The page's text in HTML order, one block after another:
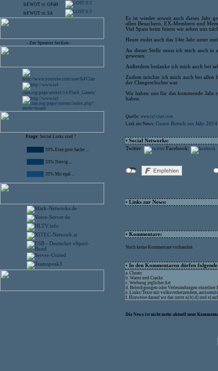
IsF.WOT vs. OFaH 0:2
IsF.WOT vs. SA 0:2
- Zur Sponsor Section -
Frage: Social Links sind ?
33% Eine gute Sache ...
33% Nervig ...
33% Mir egal ...
Es ist wieder soweit auch dieses Jahr
allen Besuchern, EX-Membern und
Viel Spass beim feiern wir sehen uns
Heute endet auch das 14te Jahr unter
An dieser Stelle muss ich mich auch in
gewesen.
Außerdem bedanke ich mich auch bei
Zudem möchte ich mich auch bei allen
der Clangeschichte war.
Wir haben uns für das kommende Jahr
haben.
Quelle: www.isf-clan.com
Link zur News: Guten Rutsch ins Jahr
• Social Networks:
Twitter:
Facebook:
• Links zur News:
• Kommentare:
Noch keine Kommentare vorhanden
• In den Kommentaren dürfen
a. Cheats
b. Warez und Cracks
c. Werbung jeglicher Art
d. Beleidigungen oder Verleumdungen einzelner
e. Links/Texte mit volksverhetzendem,
f. Hinweise darauf wo das unter a) b) d) und e)
Die News ist nicht mehr aktuell neue